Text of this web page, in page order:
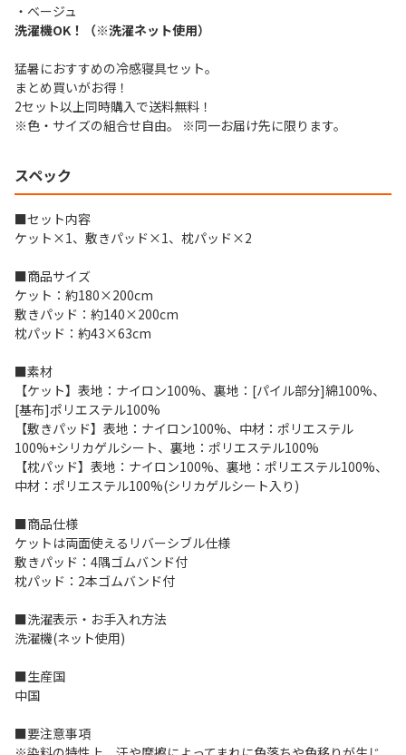
・ベージュ
洗濯機OK！（※洗濯ネット使用）
猛暑におすすめの冷感寝具セット。
まとめ買いがお得！
2セット以上同時購入で送料無料！
※色・サイズの組合せ自由。 ※同一お届け先に限ります。
スペック
■セット内容
ケット×1、敷きパッド×1、枕パッド×2
■商品サイズ
ケット：約180×200cm
敷きパッド：約140×200cm
枕パッド：約43×63cm
■素材
【ケット】表地：ナイロン100%、裏地：[パイル部分]綿100%、
[基布]ポリエステル100%
【敷きパッド】表地：ナイロン100%、中材：ポリエステル
100%+シリカゲルシート、裏地：ポリエステル100%
【枕パッド】表地：ナイロン100%、裏地：ポリエステル100%、
中材：ポリエステル100%(シリカゲルシート入り)
■商品仕様
ケットは両面使えるリバーシブル仕様
敷きパッド：4隅ゴムバンド付
枕パッド：2本ゴムバンド付
■洗濯表示・お手入れ方法
洗濯機(ネット使用)
■生産国
中国
■要注意事項